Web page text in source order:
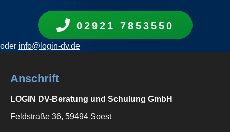
02921 7853550
oder info@login-dv.de
Anschrift
LOGIN DV-Beratung und Schulung GmbH
Feldstraße 36, 59494 Soest